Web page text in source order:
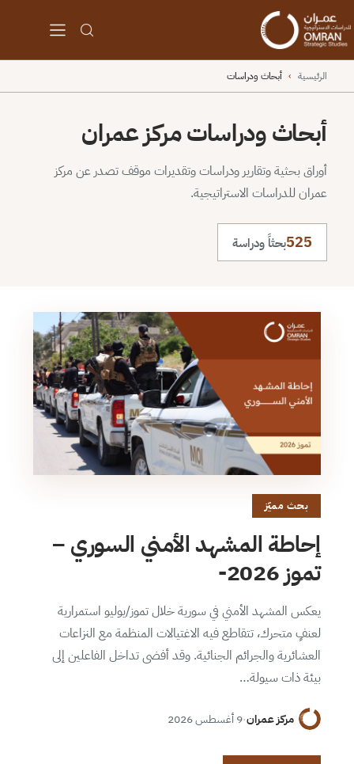
الرئيسية › أبحاث ودراسات
أبحاث ودراسات مركز عمران
أوراق بحثية وتقارير ودراسات وتقديرات موقف تصدر عن مركز
عمران للدراسات الاستراتيجية.
525بحثاً ودراسة
بحث مميّز
إحاطة المشهد الأمني السوري –
تموز 2026-
يعكس المشهد الأمني في سورية خلال تموز/يوليو استمرارية
لعنفٍ متحرك، تتقاطع فيه الاغتيالات المنظمة مع النزاعات
العشائرية والجرائم الجنائية. وقد أفضى تداخل الفاعلين إلى
بيئة ذات سيولة…
مركز عمران·9 أغسطس 2026